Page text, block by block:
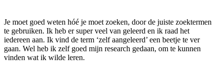
Je moet goed weten hóé je moet zoeken, door de juiste zoektermen
te gebruiken. Ik heb er super veel van geleerd en ik raad het
iedereen aan. Ik vind de term ‘zelf aangeleerd’ een beetje te ver
gaan. Wel heb ik zelf goed mijn research gedaan, om te kunnen
vinden wat ik wilde leren.